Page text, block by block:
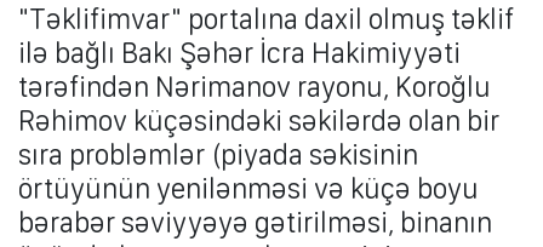
"Təklifimvar" portalına daxil olmuş təklif
ilə bağlı Bakı Şəhər İcra Hakimiyyəti
tərəfindən Nərimanov rayonu, Koroğlu
Rəhimov küçəsindəki səkilərdə olan bir
sıra probləmlər (piyada səkisinin
örtüyünün yenilənməsi və küçə boyu
bərabər səviyyəyə gətirilməsi, binanın